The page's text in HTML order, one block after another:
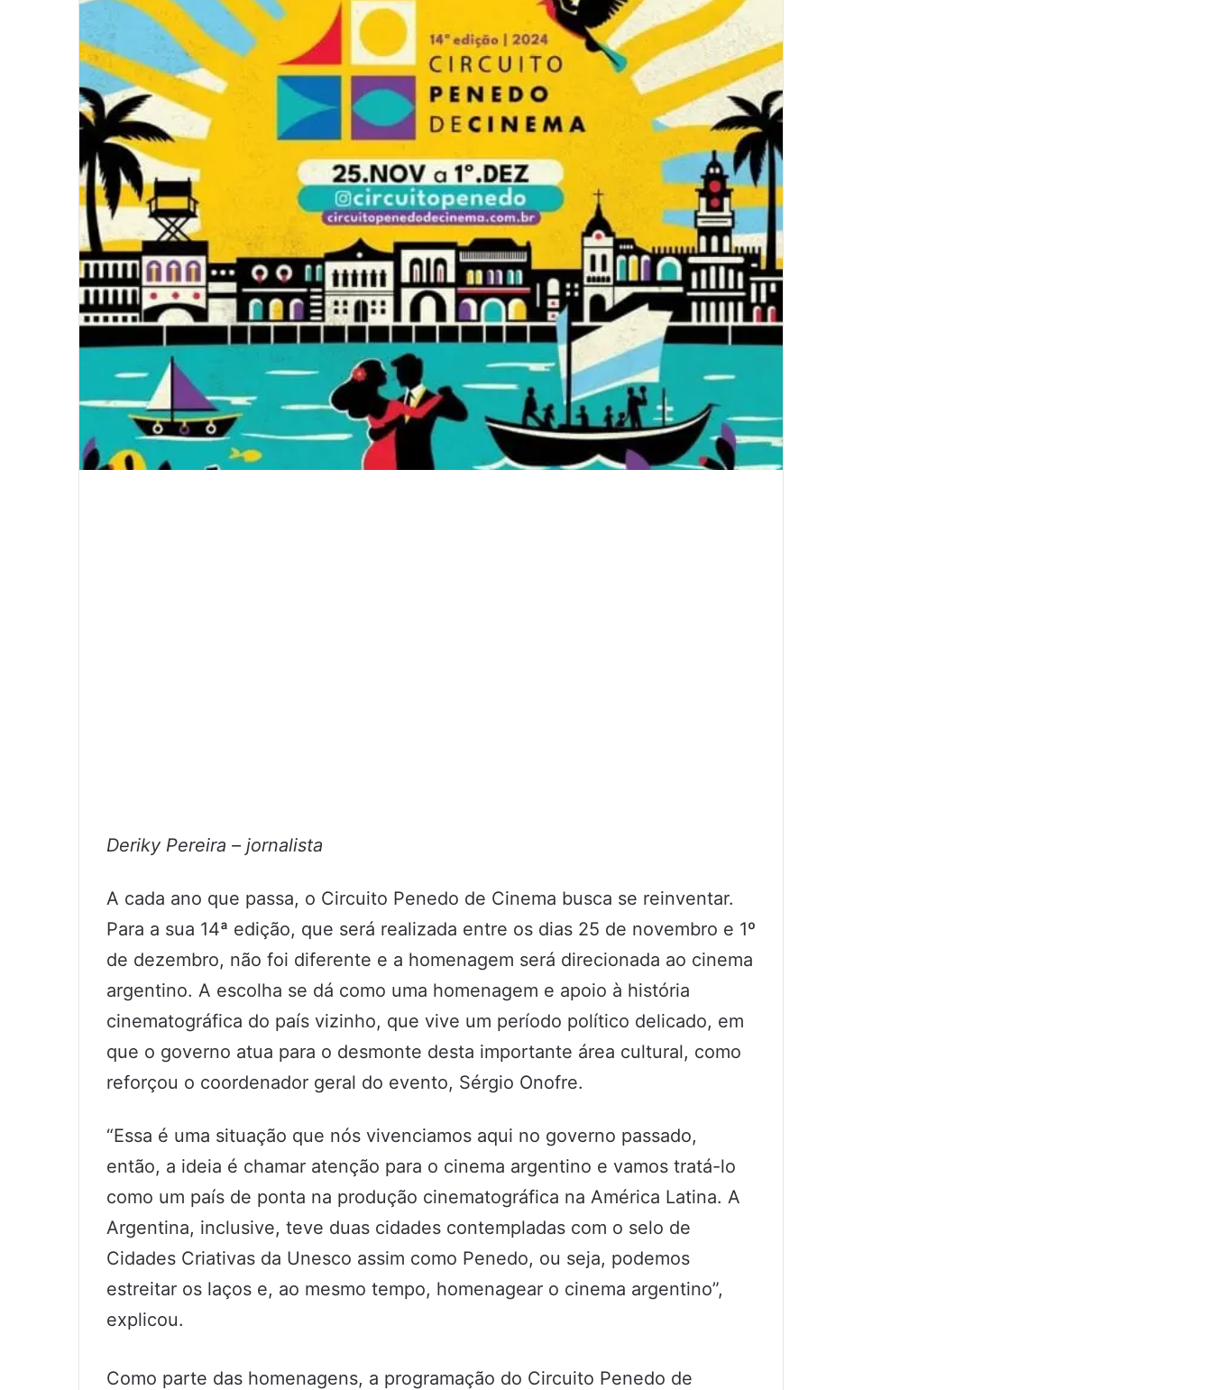
Deriky Pereira – jornalista
A cada ano que passa, o Circuito Penedo de Cinema busca se reinventar.
Para a sua 14ª edição, que será realizada entre os dias 25 de novembro e 1º
de dezembro, não foi diferente e a homenagem será direcionada ao cinema
argentino. A escolha se dá como uma homenagem e apoio à história
cinematográfica do país vizinho, que vive um período político delicado, em
que o governo atua para o desmonte desta importante área cultural, como
reforçou o coordenador geral do evento, Sérgio Onofre.
“Essa é uma situação que nós vivenciamos aqui no governo passado,
então, a ideia é chamar atenção para o cinema argentino e vamos tratá-lo
como um país de ponta na produção cinematográfica na América Latina. A
Argentina, inclusive, teve duas cidades contempladas com o selo de
Cidades Criativas da Unesco assim como Penedo, ou seja, podemos
estreitar os laços e, ao mesmo tempo, homenagear o cinema argentino”,
explicou.
Como parte das homenagens, a programação do Circuito Penedo de